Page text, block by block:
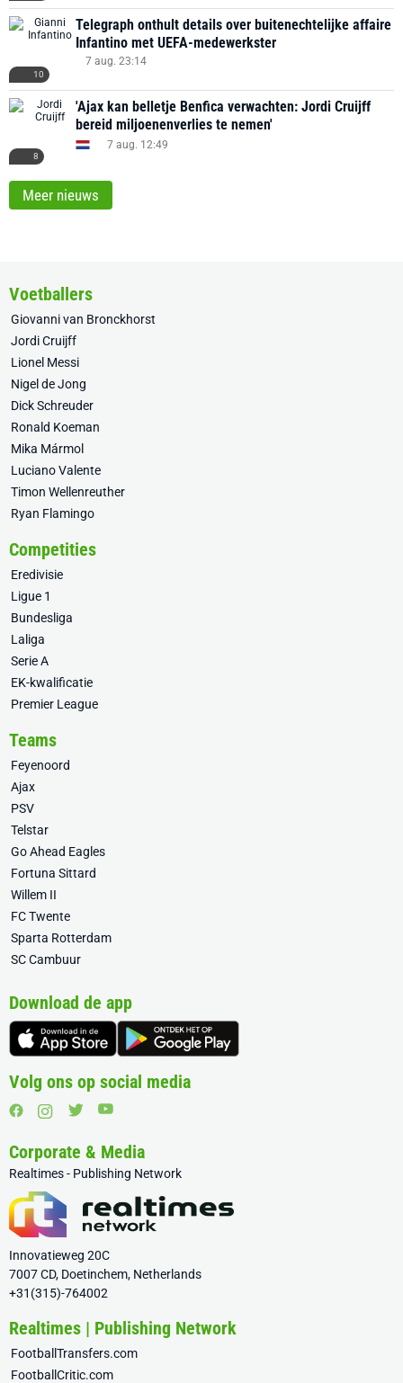
10
Telegraph onthult details over buitenechtelijke affaire
Infantino met UEFA-medewerkster
7 aug. 23:14
8
'Ajax kan belletje Benfica verwachten: Jordi Cruijff
bereid miljoenenverlies te nemen'
7 aug. 12:49
Meer nieuws
Voetballers
Giovanni van Bronckhorst
Jordi Cruijff
Lionel Messi
Nigel de Jong
Dick Schreuder
Ronald Koeman
Mika Mármol
Luciano Valente
Timon Wellenreuther
Ryan Flamingo
Competities
Eredivisie
Ligue 1
Bundesliga
Laliga
Serie A
EK-kwalificatie
Premier League
Teams
Feyenoord
Ajax
PSV
Telstar
Go Ahead Eagles
Fortuna Sittard
Willem II
FC Twente
Sparta Rotterdam
SC Cambuur
Download de app
Volg ons op social media
Corporate & Media
Realtimes - Publishing Network
Innovatieweg 20C
7007 CD, Doetinchem, Netherlands
+31(315)-764002
Realtimes | Publishing Network
FootballTransfers.com
FootballCritic.com